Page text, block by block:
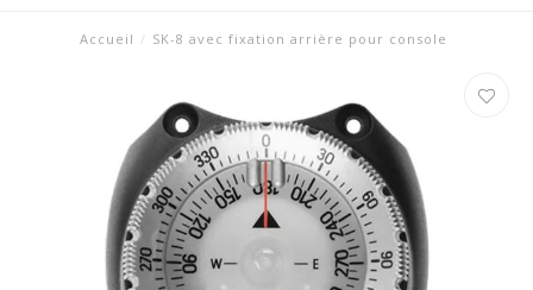
Accueil / SK-8 avec fixation arrière pour console